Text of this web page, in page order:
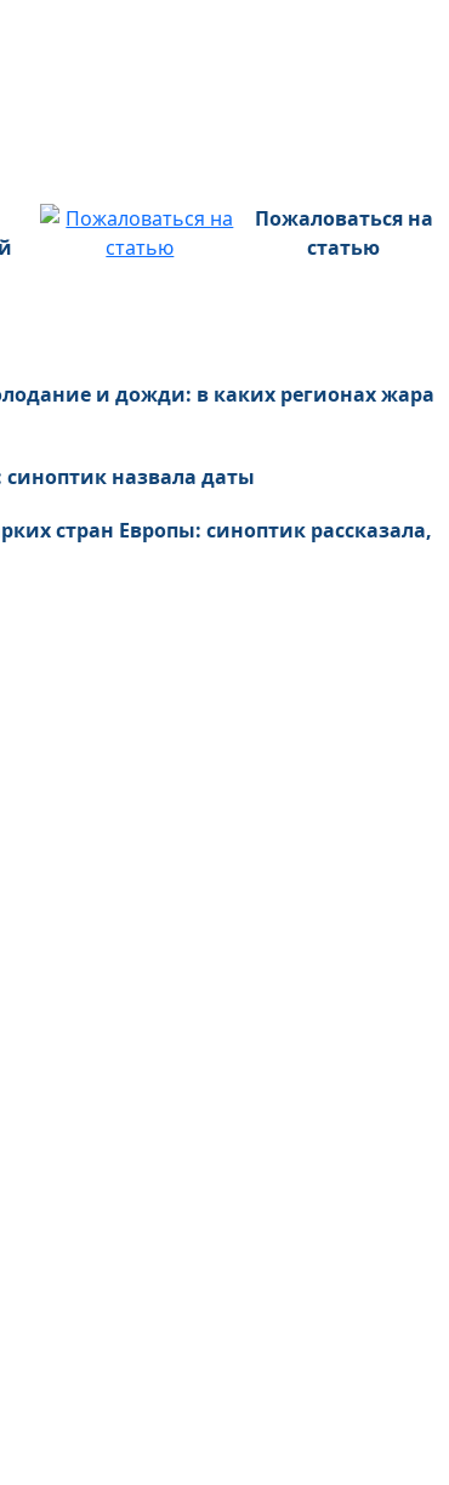
Пожаловаться на
статью
и дожди: в каких регионах жара
синоптик назвала даты
стран Европы: синоптик рассказала,